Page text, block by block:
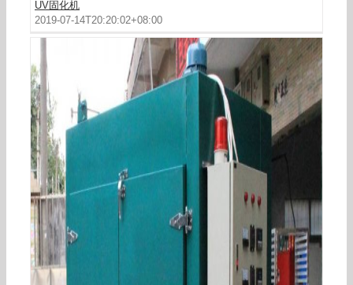
UV固化机
2019-07-14T20:20:02+08:00